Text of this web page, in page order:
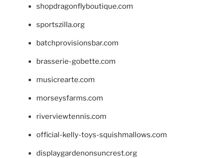
shopdragonflyboutique.com
sportszilla.org
batchprovisionsbar.com
brasserie-gobette.com
musicrearte.com
morseysfarms.com
riverviewtennis.com
official-kelly-toys-squishmallows.com
displaygardenonsuncrest.org